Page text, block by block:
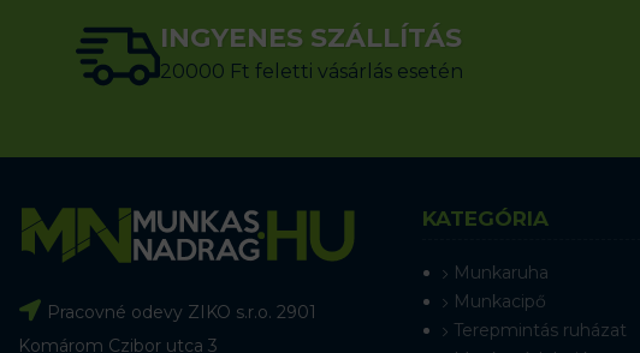
INGYENES SZÁLLÍTÁS
20000 Ft feletti vásárlás esetén
Pracovné odevy ZIKO s.r.o. 2901
Komárom Czibor utca 3
KATEGÓRIA
Munkaruha
Munkacipő
Terepmintás ruházat